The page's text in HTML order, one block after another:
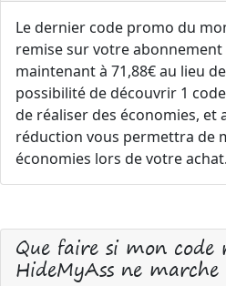
Le dernier code promo du
remise sur votre abonnement
maintenant à 71,88€ au lieu
possibilité de découvrir 1
de réaliser des économies,
réduction vous permettra de
économies lors de votre achat.
Que faire si mon code
HideMyAss ne marche